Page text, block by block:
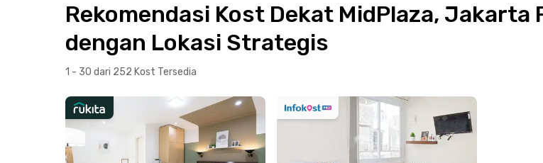
Rekomendasi Kost Dekat MidPlaza, Jakarta
dengan Lokasi Strategis
1 - 30 dari 252 Kost Tersedia